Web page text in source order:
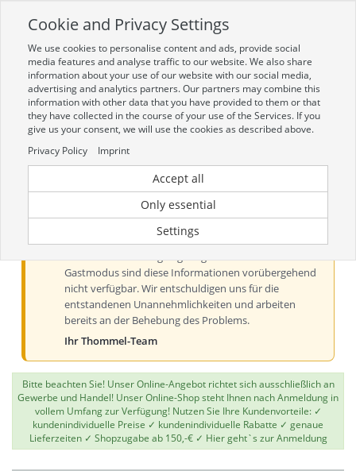
Zur mobilen Kompaktversion (Login erforderlich)
Toggle
navigation
Aktueller Hinweis zu Preisen und
Verfügbarkeiten
Liebe Kundinnen und Kunden, derzeit können Preise
und Verfügbarkeiten aus technischen Gründen nur
Gastmodus sind diese Informationen vorübergehend
nicht verfügbar. Wir entschuldigen uns für die
entstandenen Unannehmlichkeiten und arbeiten
bereits an der Behebung des Problems.
Ihr Thommel-Team
Bitte beachten Sie! Unser Online-Angebot richtet sich ausschließlich an
Gewerbe und Handel! Unser Online-Shop steht Ihnen nach Anmeldung in
vollem Umfang zur Verfügung! Nutzen Sie Ihre Kundenvorteile: ✓
kundenindividuelle Preise ✓ kundenindividuelle Rabatte ✓ genaue
Lieferzeiten ✓ Shopzugabe ab 150,-€ ✓ Hier geht`s zur Anmeldung
Cookie and Privacy Settings
We use cookies to personalise content and ads, provide social
media features and analyse traffic to our website. We also share
information about your use of our website with our social media,
advertising and analytics partners. Our partners may combine this
information with other data that you have provided to them or that
they have collected in the course of your use of the Services. If you
give us your consent, we will use the cookies as described above.
Privacy Policy
Imprint
Accept all
Only essential
Settings